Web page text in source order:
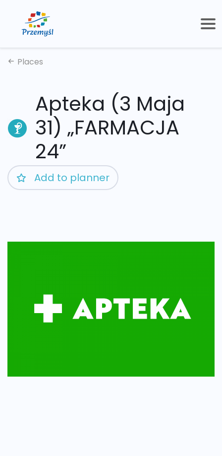
Places
Apteka (3 Maja
31) „FARMACJA
24”
Add to planner